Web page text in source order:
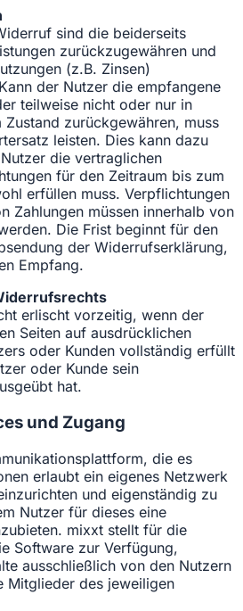
sind die beiderseits
zurückzugewähren und
(z.B. Zinsen)
der Nutzer die empfangene
teilweise nicht oder nur in
Zustand zurückgewähren, muss
leisten. Dies kann dazu
die vertraglichen
für den Zeitraum bis zum
erfüllen muss. Verpflichtungen
Zahlungen müssen innerhalb von
Die Frist beginnt für den
der Widerrufserklärung,
Empfang.
erlischt vorzeitig, wenn der
Seiten auf ausdrücklichen
oder Kunden vollständig erfüllt
oder Kunde sein
hat.
und Zugang
die es
erlaubt ein eigenes Netzwerk
und eigenständig zu
Nutzer für dieses eine
mixxt stellt für die
Software zur Verfügung,
ausschließlich von den Nutzern
Mitglieder des jeweiligen